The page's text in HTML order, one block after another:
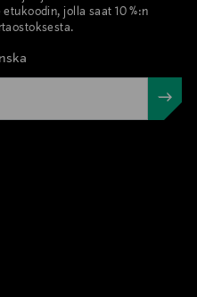
jolla saat 10 %:n